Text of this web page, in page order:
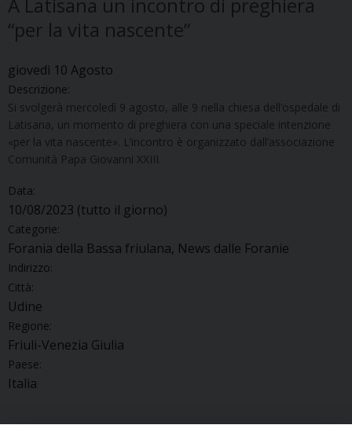
“per la vita nascente”
giovedì 10 Agosto
Descrizione:
Si svolgerà mercoledì 9 agosto, alle 9 nella chiesa dell’ospedale di
Latisana, un momento di preghiera con una speciale intenzione
«per la vita nascente». L’incontro è organizzato dall’associazione
Comunità Papa Giovanni XXIII.
Data:
10/08/2023 (tutto il giorno)
Categorie:
Forania della Bassa friulana, News dalle Foranie
Indirizzo:
Città:
Udine
Regione:
Friuli-Venezia Giulia
Paese:
Italia